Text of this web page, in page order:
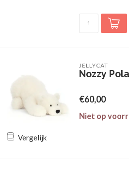
Vergelijk
JELLYCAT
Nozzy
€60,00
Niet op